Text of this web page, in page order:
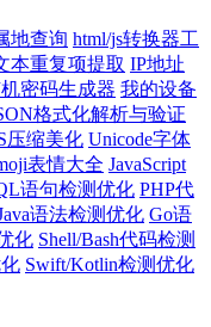
地查询 html/js转换器工
本重复项提取 IP地址
密码生成器 我的设备
格式化解析与验证
压缩美化 Unicode字体
表情大全 JavaScript
语句检测优化 PHP代
语法检测优化 Go语
化 Shell/Bash代码检测
Swift/Kotlin检测优化